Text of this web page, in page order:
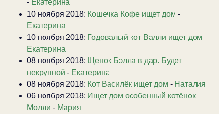
- Екатерина
10 ноября 2018: Кошечка Кофе ищет дом -
Екатерина
10 ноября 2018: Годовалый кот Валли ищет дом -
Екатерина
08 ноября 2018: Щенок Бэлла в дар. Будет
некрупной - Екатерина
08 ноября 2018: Кот Василёк ищет дом - Наталия
06 ноября 2018: Ищет дом особенный котёнок
Молли - Мария